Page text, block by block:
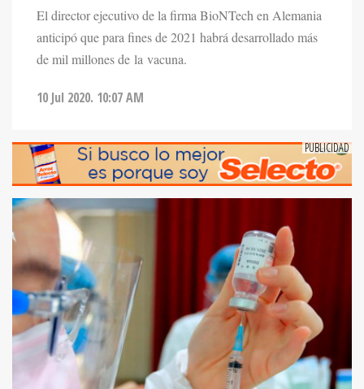
El director ejecutivo de la firma BioNTech en Alemania
anticipó que para fines de 2021 habrá desarrollado más
de mil millones de la vacuna.
10 Jul 2020. 10:07 AM